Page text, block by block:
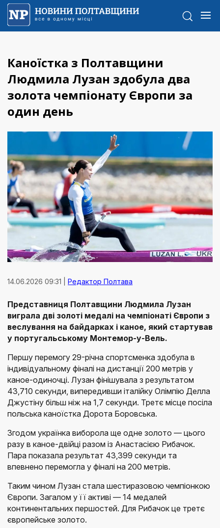
Каноїстка з Полтавщини
Людмила Лузан здобула два
золота чемпіонату Європи за
один день
14.06.2026 09:31 | Редактор Полтава
Представниця Полтавщини Людмила Лузан
виграла дві золоті медалі на чемпіонаті Європи з
веслування на байдарках і каное, який стартував
у португальському Монтемор-у-Вель.
Першу перемогу 29-річна спортсменка здобула в
індивідуальному фіналі на дистанції 200 метрів у
каное-одиночці. Лузан фінішувала з результатом
43,710 секунди, випередивши італійку Олімпію Делла
Джустіну більш ніж на 1,7 секунди. Третє місце посіла
польська каноїстка Дорота Боровська.
Згодом українка виборола ще одне золото — цього
разу в каное-двійці разом із Анастасією Рибачок.
Пара показала результат 43,399 секунди та
впевнено перемогла у фіналі на 200 метрів.
Таким чином Лузан стала шестиразовою чемпіонкою
Європи. Загалом у її активі — 14 медалей
континентальних першостей. Для Рибачок це третє
європейське золото.